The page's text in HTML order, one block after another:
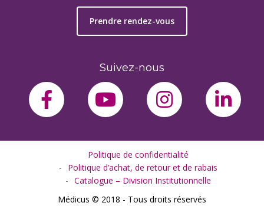
Prendre rendez-vous
Suivez-nous
facebook-fyoutubeinstagram
Politique de confidentialité
Politique d’achat, de retour et de rabais
Catalogue – Division Institutionnelle
Médicus © 2018 - Tous droits réservés